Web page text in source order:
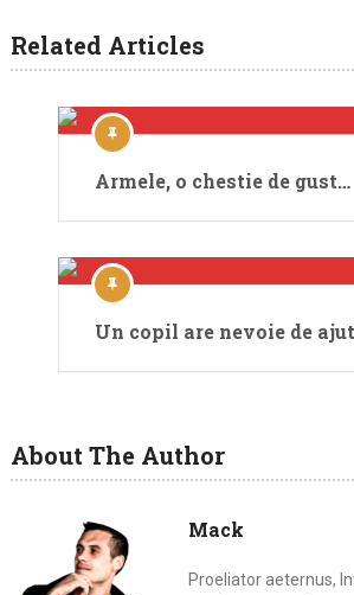
Related Articles
Armele, o chestie de gust…
Un copil are nevoie de
About The Author
Mack
Proeliator aeternus,